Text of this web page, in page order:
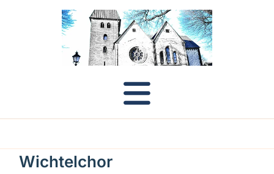
Wichtelchor